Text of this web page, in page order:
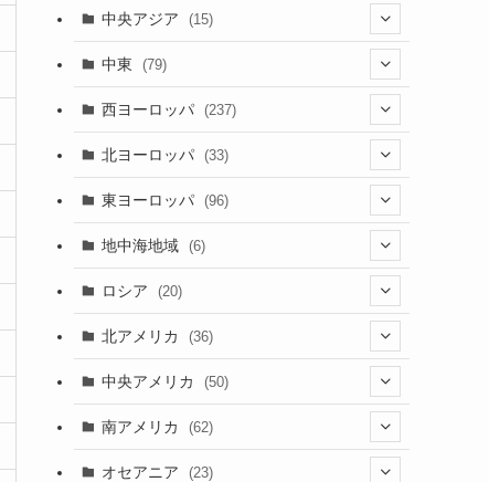
(15)(3)
(8)
(4)
(2)
(40)
(6)
中央アジア (15)
(5)
中東 (79)
(2)
(1)
(20)
(5)
(1)
西ヨーロッパ (237)
(1)
(46)
(26)
(1)
(12)
(39)
北ヨーロッパ (33)
(3)
(13)
(8)
東ヨーロッパ (96)
(2)
(3)
(9)
地中海地域 (6)
(3)
(3)
ロシア (20)
(20)
北アメリカ (36)
(21)
(16)
中央アメリカ (50)
(1)
(6)
南アメリカ (62)
(7)
オセアニア (23)